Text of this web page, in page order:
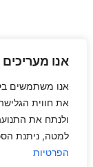
אנו
את חווית
ולנתח את
למטה, ניתנת
הפרטיות